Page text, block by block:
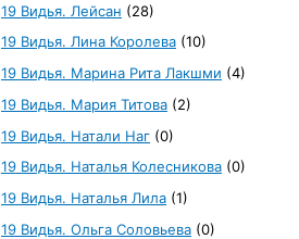
19 Видья. Лейсан (28)
19 Видья. Лина Королева (10)
19 Видья. Марина Рита Лакшми (4)
19 Видья. Мария Титова (2)
19 Видья. Натали Наг (0)
19 Видья. Наталья Колесникова (0)
19 Видья. Наталья Лила (1)
19 Видья. Ольга Соловьева (0)